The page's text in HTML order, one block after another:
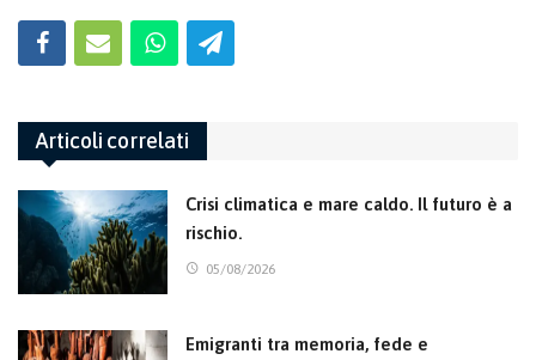
Articoli correlati
Crisi climatica e mare caldo. Il futuro è a
rischio.
05/08/2026
Emigranti tra memoria, fede e